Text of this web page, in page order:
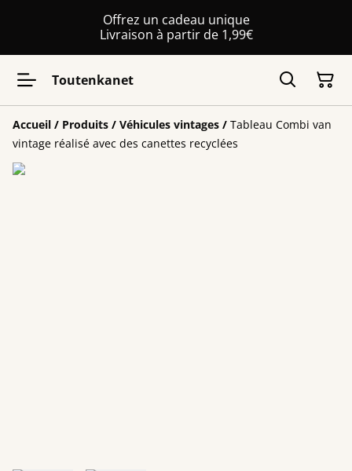
Offrez un cadeau unique
Livraison à partir de 1,99€
Toutenkanet
Accueil / Produits / Véhicules vintages / Tableau Combi van
vintage réalisé avec des canettes recyclées